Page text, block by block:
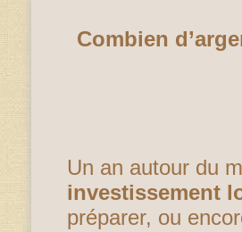
Combien
Un an autour du
investissement
préparer, ou